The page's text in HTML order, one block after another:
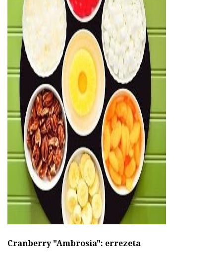
ad
Cranberry "Ambrosia": errezeta